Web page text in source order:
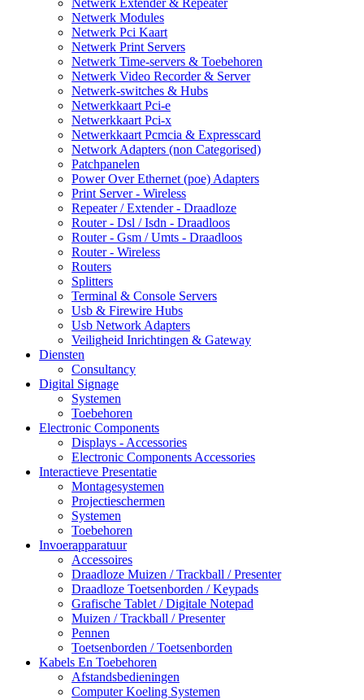
Netwerk Extender & Repeater
Netwerk Modules
Netwerk Pci Kaart
Netwerk Print Servers
Netwerk Time-servers & Toebehoren
Netwerk Video Recorder & Server
Netwerk-switches & Hubs
Netwerkkaart Pci-e
Netwerkkaart Pci-x
Netwerkkaart Pcmcia & Expresscard
Network Adapters (non Categorised)
Patchpanelen
Power Over Ethernet (poe) Adapters
Print Server - Wireless
Repeater / Extender - Draadloze
Router - Dsl / Isdn - Draadloos
Router - Gsm / Umts - Draadloos
Router - Wireless
Routers
Splitters
Terminal & Console Servers
Usb & Firewire Hubs
Usb Network Adapters
Veiligheid Inrichtingen & Gateway
Diensten
Consultancy
Digital Signage
Systemen
Toebehoren
Electronic Components
Displays - Accessories
Electronic Components Accessories
Interactieve Presentatie
Montagesystemen
Projectieschermen
Systemen
Toebehoren
Invoerapparatuur
Accessoires
Draadloze Muizen / Trackball / Presenter
Draadloze Toetsenborden / Keypads
Grafische Tablet / Digitale Notepad
Muizen / Trackball / Presenter
Pennen
Toetsenborden / Toetsenborden
Kabels En Toebehoren
Afstandsbedieningen
Computer Koeling Systemen